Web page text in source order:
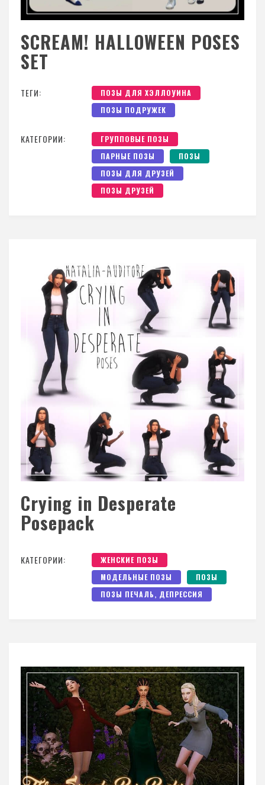
SCREAM! HALLOWEEN POSES
SET
ТЕГИ:
ПОЗЫ ДЛЯ ХЭЛЛОУИНА
ПОЗЫ ПОДРУЖЕК
КАТЕГОРИИ:
ГРУППОВЫЕ ПОЗЫ
ПАРНЫЕ ПОЗЫ
ПОЗЫ
ПОЗЫ ДЛЯ ДРУЗЕЙ
ПОЗЫ ДРУЗЕЙ
Crying in Desperate
Posepack
КАТЕГОРИИ:
ЖЕНСКИЕ ПОЗЫ
МОДЕЛЬНЫЕ ПОЗЫ
ПОЗЫ
ПОЗЫ ПЕЧАЛЬ, ДЕПРЕССИЯ